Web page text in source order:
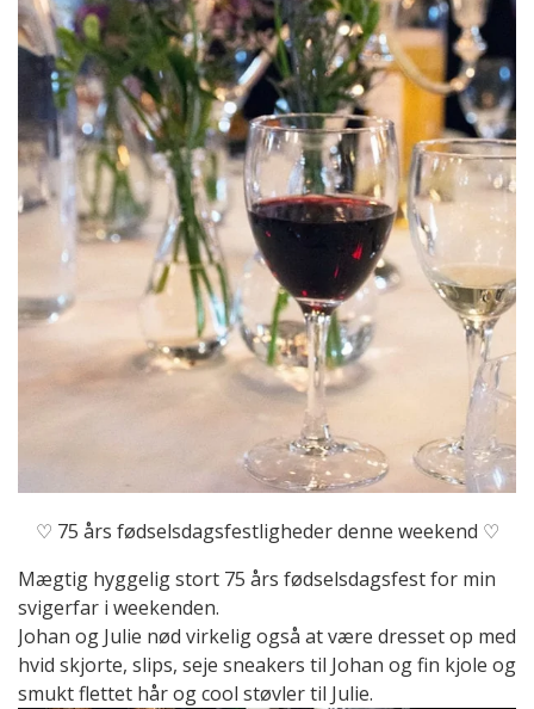
♡ 75 års fødselsdagsfestligheder denne weekend ♡
Mægtig hyggelig stort 75 års fødselsdagsfest for min
svigerfar i weekenden.
Johan og Julie nød virkelig også at være dresset op med
hvid skjorte, slips, seje sneakers til Johan og fin kjole og
smukt flettet hår og cool støvler til Julie.